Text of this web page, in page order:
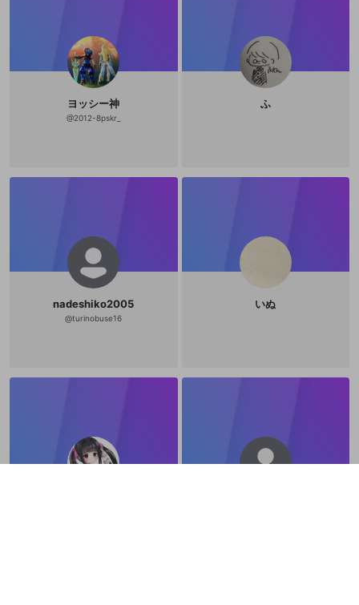
ヨッシー神
@2012-8pskr_
ふ
nadeshiko2005
@turinobuse16
いぬ